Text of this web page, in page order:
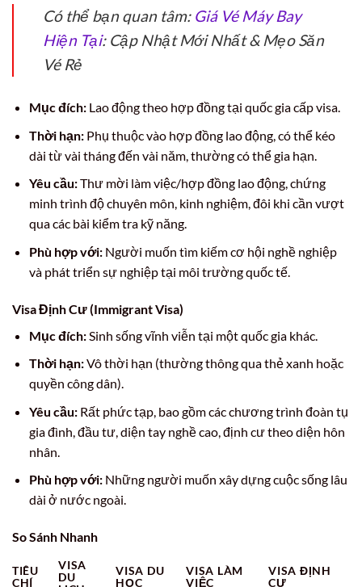
Có thể bạn quan tâm: Giá Vé Máy Bay
Hiện Tại: Cập Nhật Mới Nhất & Mẹo Săn
Vé Rẻ
Mục đích:Lao động theo hợp đồng tại quốc gia cấp visa.
Thời hạn:Phụ thuộc vào hợp đồng lao động, có thể kéo
dài từ vài tháng đến vài năm, thường có thể gia hạn.
Yêu cầu:Thư mời làm việc/hợp đồng lao động, chứng
minh trình độ chuyên môn, kinh nghiệm, đôi khi cần vượt
qua các bài kiểm tra kỹ năng.
Phù hợp với:Người muốn tìm kiếm cơ hội nghề nghiệp
và phát triển sự nghiệp tại môi trường quốc tế.
Visa Định Cư (Immigrant Visa)
Mục đích:Sinh sống vĩnh viễn tại một quốc gia khác.
Thời hạn:Vô thời hạn (thường thông qua thẻ xanh hoặc
quyền công dân).
Yêu cầu:Rất phức tạp, bao gồm các chương trình đoàn tụ
gia đình, đầu tư, diện tay nghề cao, định cư theo diện hôn
nhân.
Phù hợp với:Những người muốn xây dựng cuộc sống lâu
dài ở nước ngoài.
So Sánh Nhanh
TIÊU
CHÍ
VISA
DU
VISA DU
HỌC
VISA LÀM
VIỆC
VISA ĐỊNH
CƯ